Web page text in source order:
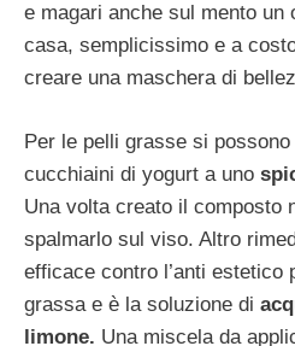
e magari anche sul mento un
casa, semplicissimo e a
creare una maschera di
Per le pelli grasse si
cucchiaini di yogurt a uno
Una volta creato il composto
spalmarlo sul viso. Altro
efficace contro l’anti estetico
grassa e è la soluzione di
limone. Una miscela da